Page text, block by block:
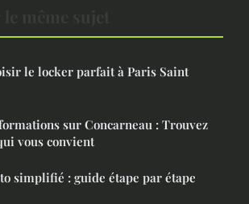
le locker parfait à Paris Saint
sur Concarneau : Trouvez
vous convient
simplifié : guide étape par étape